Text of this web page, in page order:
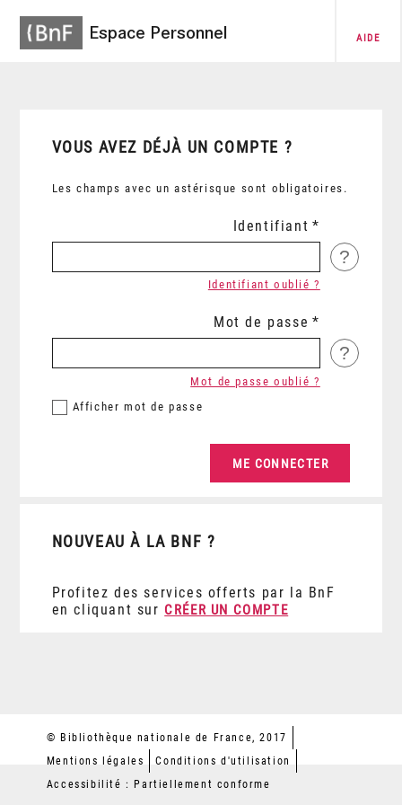
Espace Personnel AIDE
VOUS AVEZ DÉJÀ UN COMPTE ?
Les champs avec un astérisque sont obligatoires.
Identifiant
?
Identifiant oublié ?
Mot de passe
?
Afficher mot de passe
Mot de passe oublié ?
NOUVEAU À LA BNF ?
Profitez des services offerts par la BnF
en cliquant sur CRÉER UN COMPTE
© Bibliothèque nationale de France, 2017
Mentions légales
Conditions d'utilisation
Accessibilité : Partiellement conforme